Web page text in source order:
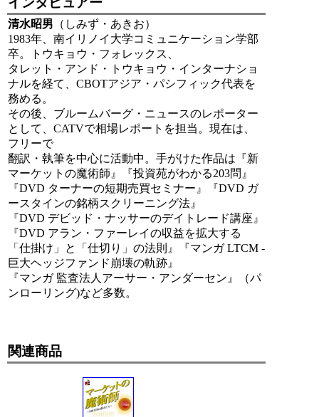
清水昭男 （しみず・あきお）
1983年、南イリノイ大学コミュニケーション学部
卒。トウキョウ・フォレックス、
タレット・アンド・トウキョウ・インターナショ
ナルを経て、CBOTアジア・パシフィック代表を
務める。
その後、ブルームバーグ・ニュースのレポーター
として、CATVで相場レポートを担当。現在は、
フリーで
翻訳・執筆を中心に活動中。手がけた作品は『新
マーケットの魔術師』『投資苑がわかる203問』
『DVD ターナーの短期売買セミナー』『DVD ガ
ースタインの銘柄スクリーニング法』
『DVD デビッド・ナッサーのデイトレード講座』
『DVD アラン・ファーレイの収益を拡大する
「仕掛け」と「仕切り」の法則』『マンガ LTCM -
巨大ヘッジファンド崩壊の軌跡』
『マンガ 監査法人アーサー・アンダーセン』（パ
ンローリング)など多数。
関連商品